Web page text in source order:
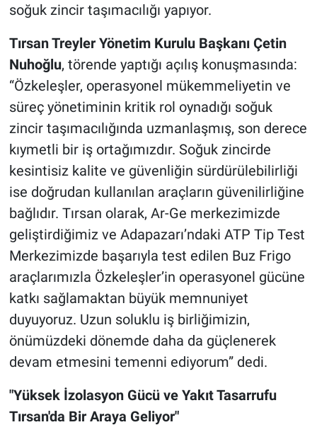
soğuk zincir taşımacılığı yapıyor.
Tırsan Treyler Yönetim Kurulu Başkanı Çetin
Nuhoğlu, törende yaptığı açılış konuşmasında:
“Özkeleşler, operasyonel mükemmeliyetin ve
süreç yönetiminin kritik rol oynadığı soğuk
zincir taşımacılığında uzmanlaşmış, son derece
kıymetli bir iş ortağımızdır. Soğuk zincirde
kesintisiz kalite ve güvenliğin sürdürülebilirliği
ise doğrudan kullanılan araçların güvenilirliğine
bağlıdır. Tırsan olarak, Ar-Ge merkezimizde
geliştirdiğimiz ve Adapazarı’ndaki ATP Tip Test
Merkezimizde başarıyla test edilen Buz Frigo
araçlarımızla Özkeleşler’in operasyonel gücüne
katkı sağlamaktan büyük memnuniyet
duyuyoruz. Uzun soluklu iş birliğimizin,
önümüzdeki dönemde daha da güçlenerek
devam etmesini temenni ediyorum” dedi.
"Yüksek İzolasyon Gücü ve Yakıt Tasarrufu
Tırsan'da Bir Araya Geliyor"